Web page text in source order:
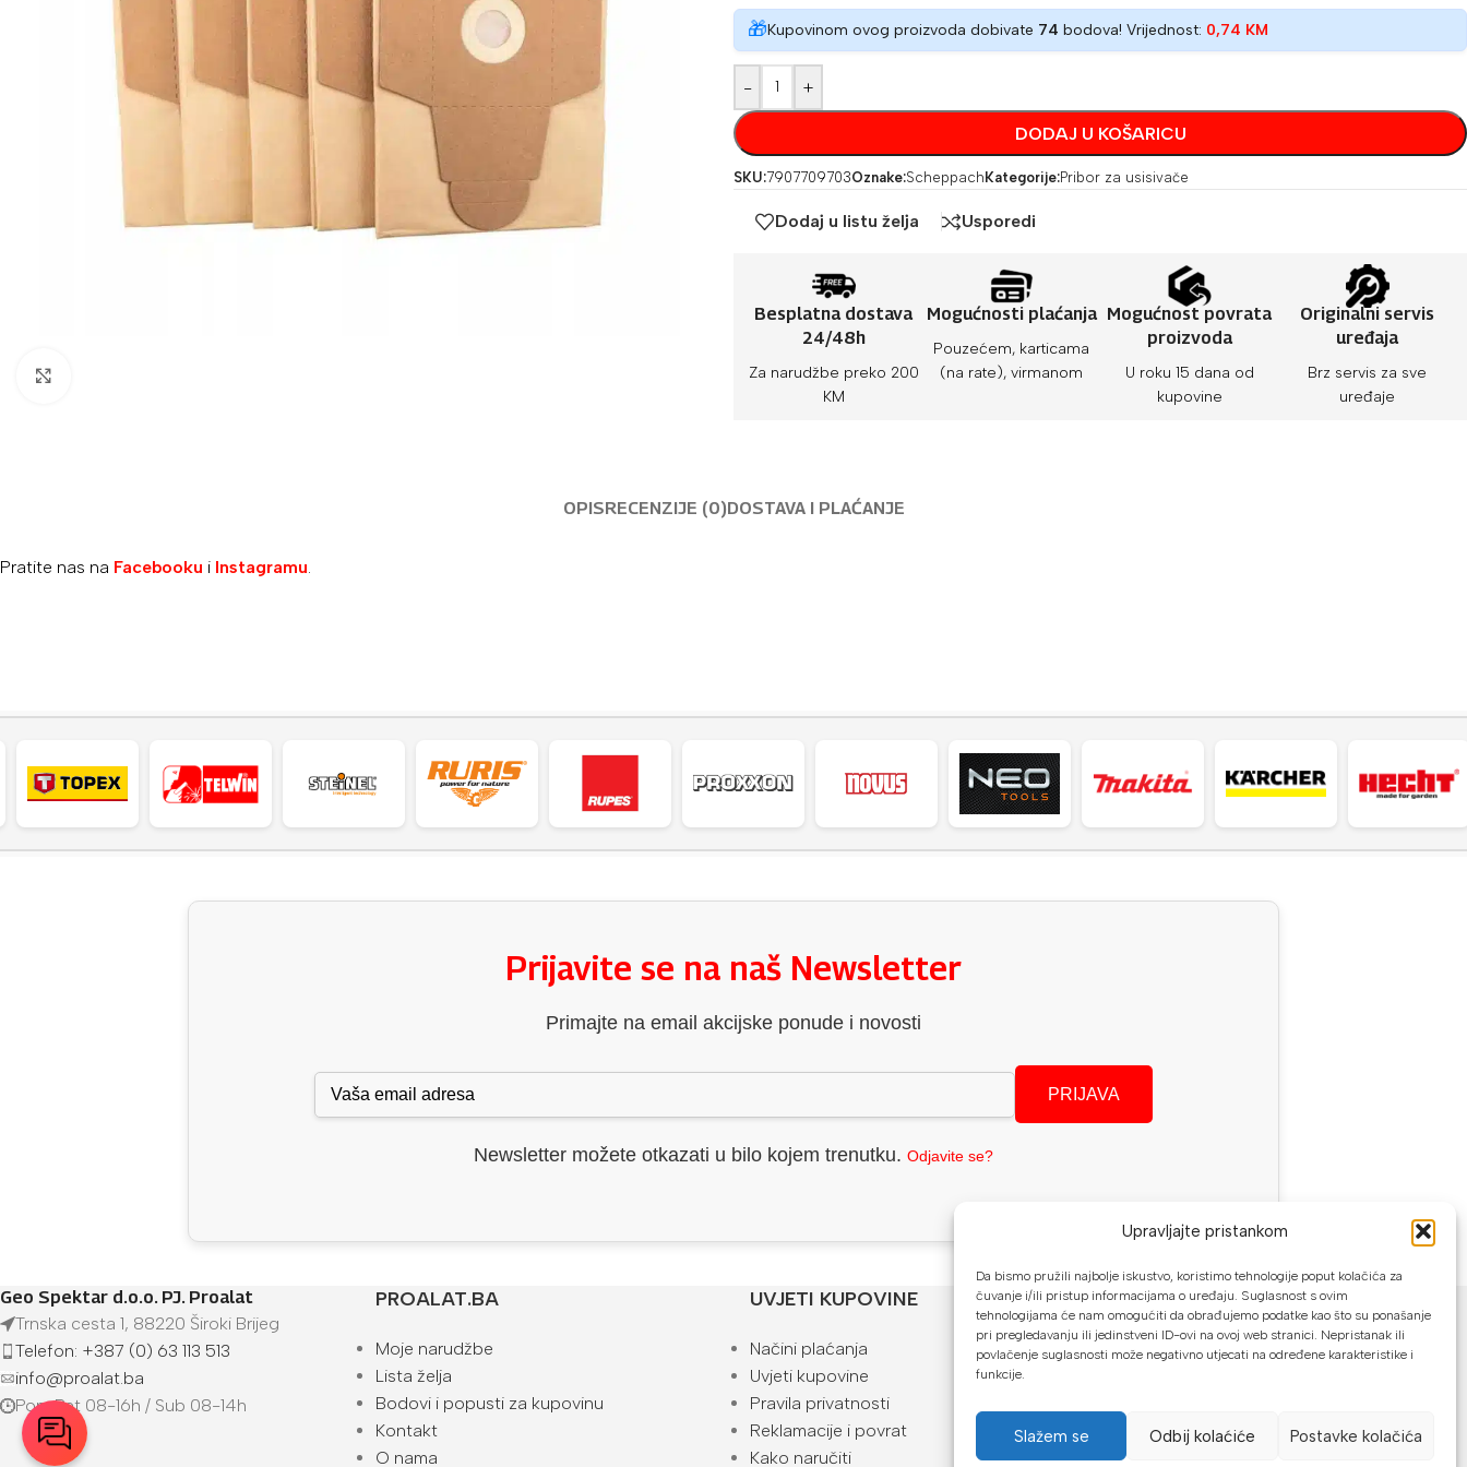
Upravljajte pristankom
Da bismo pružili najbolje iskustvo, koristimo tehnologije poput kolačića za
čuvanje i/ili pristup informacijama o uređaju. Suglasnost s ovim
tehnologijama će nam omogućiti da obrađujemo podatke kao što su ponašanje
pri pregledavanju ili jedinstveni ID-ovi na ovoj web stranici. Nepristanak ili
povlačenje suglasnosti može negativno utjecati na određene karakteristike i
funkcije.
Slažem se Odbij kolaćiće Postavke kolačića
🎁Kupovinom ovog proizvoda dobivate 74 bodova! Vrijednost: 0,74 KM
- +
DODAJ U KOŠARICU
SKU:7907709703Oznake:Scheppach Kategorije:Pribor za usisivače
Dodaj u listu želja Usporedi
Besplatna dostava
24/48h
Za narudžbe preko 200
KM
Mogućnosti plaćanja
Pouzećem, karticama
(na rate), virmanom
Mogućnost povrata
proizvoda
U roku 15 dana od
kupovine
Originalni servis
uređaja
Brz servis za sve
uređaje
OPISRECENZIJE (0)DOSTAVA I PLAĆANJE
Pratite nas na Facebooku i Instagramu
Prijavite se na naš Newsletter
Primajte na email akcijske ponude i novosti
PRIJAVA
Newsletter možete otkazati u bilo kojem trenutku. Odjavite se?
Geo Spektar d.o.o. PJ. Proalat
Trnska cesta 1, 88220 Široki Brijeg
Telefon: +387 (0) 63 113 513
info@proalat.ba
Pon-Pet 08-16h / Sub 08-14h
PROALAT.BA
Moje narudžbe
Lista želja
Bodovi i popusti za kupovinu
Kontakt
O nama
UVJETI KUPOVINE
Načini plaćanja
Uvjeti kupovine
Pravila privatnosti
Reklamacije i povrat
Kako naručiti
NAČINI PLAĆANJA
U našoj web trgovini možete platiti:
24 rate